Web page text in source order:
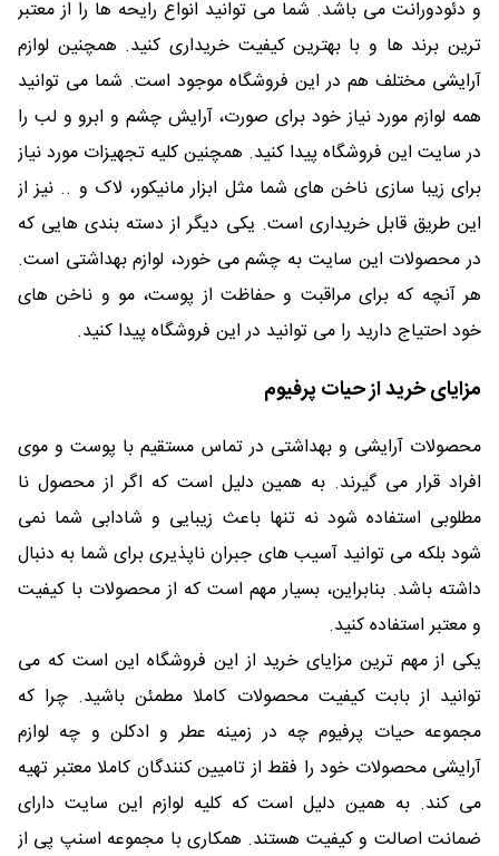
و دئودورانت می باشد. شما می توانید انواع رایحه ها را از معتبر
ترین برند ها و با بهترین کیفیت خریداری کنید. همچنین لوازم
آرایشی مختلف هم در این فروشگاه موجود است. شما می توانید
همه لوازم مورد نیاز خود برای صورت، آرایش چشم و ابرو و لب را
در سایت این فروشگاه پیدا کنید. همچنین کلیه تجهیزات مورد نیاز
برای زیبا سازی ناخن های شما مثل ابزار مانیکور، لاک و .. نیز از
این طریق قابل خریداری است. یکی دیگر از دسته بندی هایی که
در محصولات این سایت به چشم می خورد، لوازم بهداشتی است.
هر آنچه که برای مراقبت و حفاظت از پوست، مو و ناخن های
خود احتیاج دارید را می توانید در این فروشگاه پیدا کنید.
مزایای خرید از حیات پرفیوم
محصولات آرایشی و بهداشتی در تماس مستقیم با پوست و موی
افراد قرار می گیرند. به همین دلیل است که اگر از محصول نا
مطلوبی استفاده شود نه تنها باعث زیبایی و شادابی شما نمی
شود بلکه می توانید آسیب های جبران ناپذیری برای شما به دنبال
داشته باشد. بنابراین، بسیار مهم است که از محصولات با کیفیت
و معتبر استفاده کنید.
یکی از مهم ترین مزایای خرید از این فروشگاه این است که می
توانید از بابت کیفیت محصولات کاملا مطمئن باشید. چرا که
مجموعه حیات پرفیوم چه در زمینه عطر و ادکلن و چه لوازم
آرایشی محصولات خود را فقط از تامیین کنندگان کاملا معتبر تهیه
می کند. به همین دلیل است که کلیه لوازم این سایت دارای
ضمانت اصالت و کیفیت هستند. همکاری با مجموعه اسنپ پی از